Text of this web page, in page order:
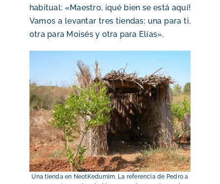
habitual: «Maestro, ¡qué bien se está aquí!
Vamos a levantar tres tiendas: una para ti,
otra para Moisés y otra para Elías».
Una tienda en NeotKedumim. La referencia de Pedro a